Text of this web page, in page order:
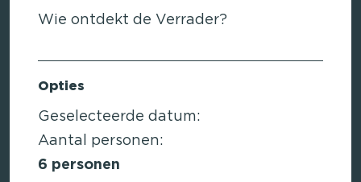
Wie ontdekt de Verrader?
Opties
Geselecteerde datum:
Aantal personen:
6 personen